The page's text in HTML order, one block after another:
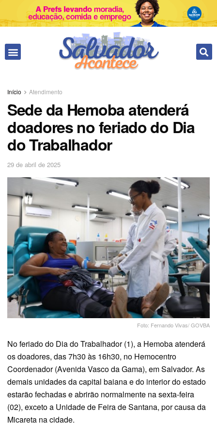
Início Atendimento
Sede da Hemoba atenderá
doadores no feriado do Dia
do Trabalhador
29 de abril de 2025
Foto: Fernando Vivas/ GOVBA
No feriado do Dia do Trabalhador (1), a Hemoba atenderá
os doadores, das 7h30 às 16h30, no Hemocentro
Coordenador (Avenida Vasco da Gama), em Salvador. As
demais unidades da capital baiana e do interior do estado
estarão fechadas e abrirão normalmente na sexta-feira
(02), exceto a Unidade de Feira de Santana, por causa da
Micareta na cidade.